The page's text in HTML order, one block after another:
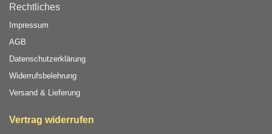
Rechtliches
Impressum
AGB
Datenschutzerklärung
Widerrufsbelehrung
Versand & Lieferung
Vertrag widerrufen